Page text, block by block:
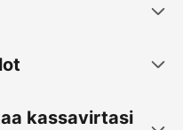
kassavirtasi